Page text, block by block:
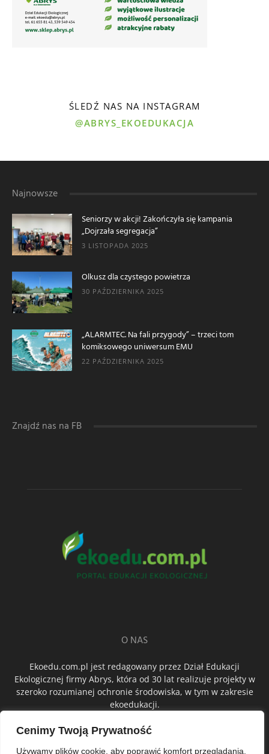
Cenimy Twoją Prywatność
Używamy plików cookie, aby poprawić komfort przeglądania,
ŚLEDŹ NAS NA INSTAGRAM
@ABRYS_EKOEDUKACJA
Najnowsze
Seniorzy w akcji! Zakończyła się kampania
„Dojrzała segregacja”
3 LISTOPADA 2025
Olkusz dla czystego powietrza
30 PAŹDZIERNIKA 2025
„ALARMTEC. Na fali przygody” – trzeci tom
komiksowego uniwersum EMU
22 PAŹDZIERNIKA 2025
Znajdź nas na FB
O NAS
Ekoedu.com.pl jest redagowany przez Dział Edukacji
Ekologicznej firmy Abrys, która od 30 lat realizuje projekty w
szeroko rozumianej ochronie środowiska, w tym w zakresie
ekoedukacji.
ŚLEDŹ NAS